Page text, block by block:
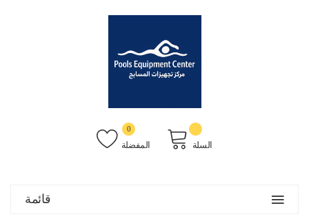
المفضلة
0
السلة
قائمة